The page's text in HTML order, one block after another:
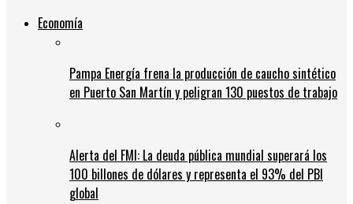
Economía
Pampa Energía frena la producción de caucho sintético
en Puerto San Martín y peligran 130 puestos de trabajo
Alerta del FMI: La deuda pública mundial superará los
100 billones de dólares y representa el 93% del PBI
global